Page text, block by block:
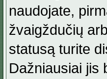
naudojate,
žvaigždučių
statusą turite
Dažniausiai jis